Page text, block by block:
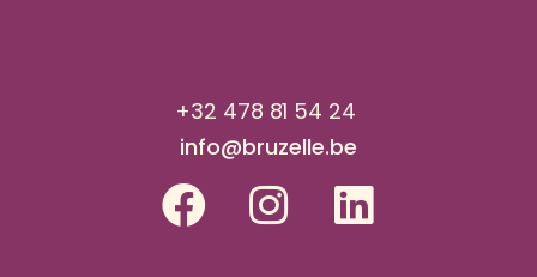
+32 478 81 54 24
info@bruzelle.be